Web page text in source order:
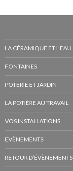
LA CÉRAMIQUE ET L’EAU
FONTAINES
POTERIE ET JARDIN
LA POTIÈRE AU TRAVAIL
VOS INSTALLATIONS
EVÈNEMENTS
RETOUR D’ÉVÈNEMENTS